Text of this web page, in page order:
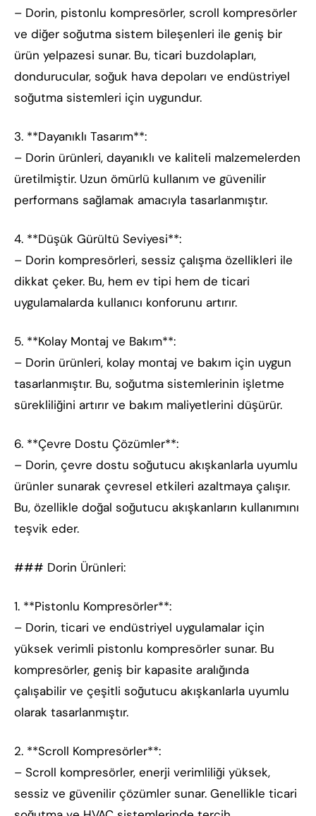
– Dorin, pistonlu kompresörler, scroll kompresörler
ve diğer soğutma sistem bileşenleri ile geniş bir
ürün yelpazesi sunar. Bu, ticari buzdolapları,
dondurucular, soğuk hava depoları ve endüstriyel
soğutma sistemleri için uygundur.
3. **Dayanıklı Tasarım**:
– Dorin ürünleri, dayanıklı ve kaliteli malzemelerden
üretilmiştir. Uzun ömürlü kullanım ve güvenilir
performans sağlamak amacıyla tasarlanmıştır.
4. **Düşük Gürültü Seviyesi**:
– Dorin kompresörleri, sessiz çalışma özellikleri ile
dikkat çeker. Bu, hem ev tipi hem de ticari
uygulamalarda kullanıcı konforunu artırır.
5. **Kolay Montaj ve Bakım**:
– Dorin ürünleri, kolay montaj ve bakım için uygun
tasarlanmıştır. Bu, soğutma sistemlerinin işletme
sürekliliğini artırır ve bakım maliyetlerini düşürür.
6. **Çevre Dostu Çözümler**:
– Dorin, çevre dostu soğutucu akışkanlarla uyumlu
ürünler sunarak çevresel etkileri azaltmaya çalışır.
Bu, özellikle doğal soğutucu akışkanların kullanımını
teşvik eder.
### Dorin Ürünleri:
1. **Pistonlu Kompresörler**:
– Dorin, ticari ve endüstriyel uygulamalar için
yüksek verimli pistonlu kompresörler sunar. Bu
kompresörler, geniş bir kapasite aralığında
çalışabilir ve çeşitli soğutucu akışkanlarla uyumlu
olarak tasarlanmıştır.
2. **Scroll Kompresörler**:
– Scroll kompresörler, enerji verimliliği yüksek,
sessiz ve güvenilir çözümler sunar. Genellikle ticari